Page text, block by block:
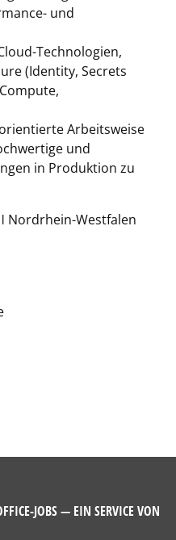
und
Technologien,
(Identity, Secrets
Arbeitsweise
und
in Produktion zu
Nordrhein-Westfalen
JOBS — EIN SERVICE VON